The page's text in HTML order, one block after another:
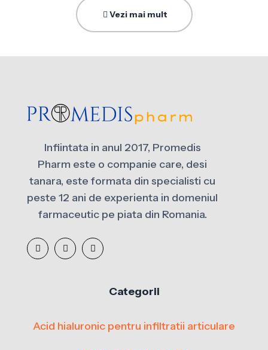
Vezi mai mult
Infiintata in anul 2017, Promedis
Pharm este o companie care, desi
tanara, este formata din specialisti cu
peste 12 ani de experienta in domeniul
farmaceutic pe piata din Romania.
Categorii
Acid hialuronic pentru infiltratii articulare